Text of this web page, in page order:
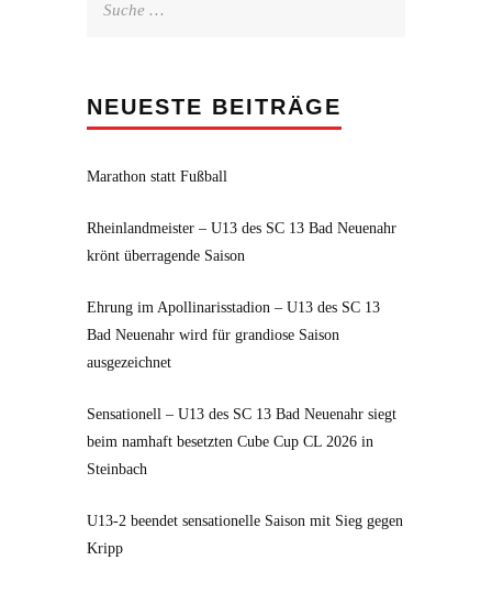
NEUESTE BEITRÄGE
Marathon statt Fußball
Rheinlandmeister – U13 des SC 13 Bad Neuenahr
krönt überragende Saison
Ehrung im Apollinarisstadion – U13 des SC 13
Bad Neuenahr wird für grandiose Saison
ausgezeichnet
Sensationell – U13 des SC 13 Bad Neuenahr siegt
beim namhaft besetzten Cube Cup CL 2026 in
Steinbach
U13-2 beendet sensationelle Saison mit Sieg gegen
Kripp